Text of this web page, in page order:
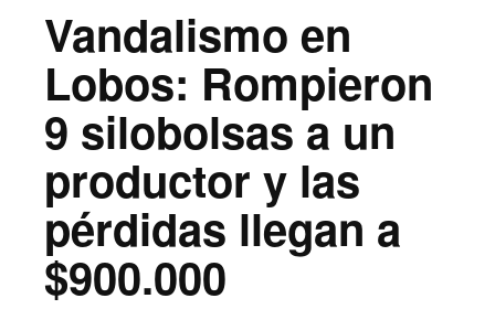
Vandalismo en
Lobos: Rompieron
9 silobolsas a un
productor y las
pérdidas llegan a
$900.000